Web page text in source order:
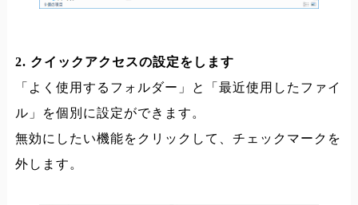
2. クイックアクセスの設定をします
「よく使用するフォルダー」と「最近使用したファイ
ル」を個別に設定ができます。
無効にしたい機能をクリックして、チェックマークを
外します。